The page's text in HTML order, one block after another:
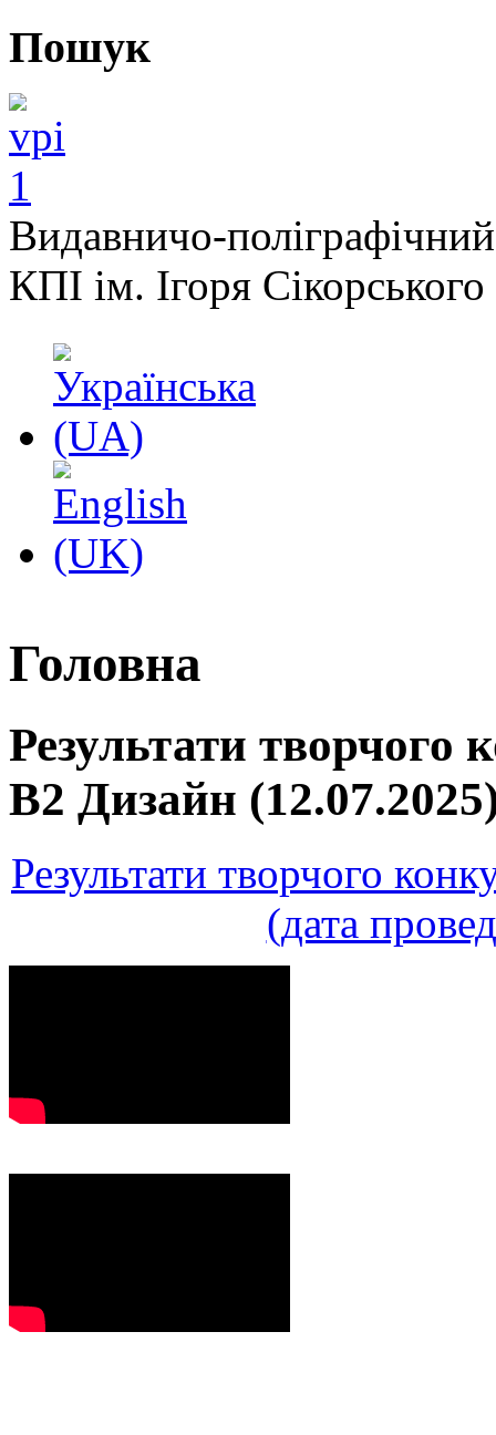
Пошук
Видавничо-
КПІ ім. Ігоря Сікорського
Головна
Результати творчого
В2 Дизайн
Результати творчого
(дата